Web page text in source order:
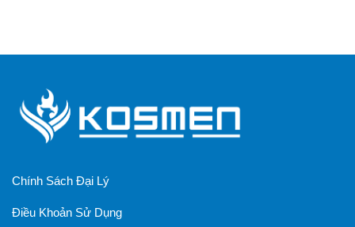
Chính Sách Đại Lý
Điều Khoản Sử Dụng